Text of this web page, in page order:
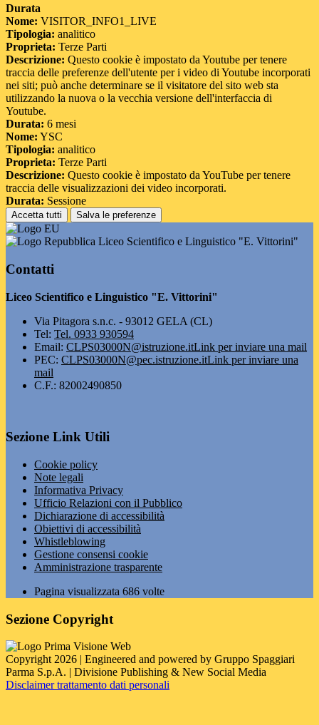
Durata
Nome: VISITOR_INFO1_LIVE
Tipologia: analitico
Proprieta: Terze Parti
Descrizione: Questo cookie è impostato da Youtube per tenere
traccia delle preferenze dell'utente per i video di Youtube incorporati
nei siti; può anche determinare se il visitatore del sito web sta
utilizzando la nuova o la vecchia versione dell'interfaccia di
Youtube.
Durata: 6 mesi
Nome: YSC
Tipologia: analitico
Proprieta: Terze Parti
Descrizione: Questo cookie è impostato da YouTube per tenere
traccia delle visualizzazioni dei video incorporati.
Durata: Sessione
Accetta tutti Salva le preferenze
Liceo Scientifico e Linguistico "E. Vittorini"
Contatti
Liceo Scientifico e Linguistico "E. Vittorini"
Via Pitagora s.n.c. - 93012 GELA (CL)
Tel: Tel. 0933 930594
Email: CLPS03000N@istruzione.itLink per inviare una mail
PEC: CLPS03000N@pec.istruzione.itLink per inviare una
mail
C.F.: 82002490850
Sezione Link Utili
Cookie policy
Note legali
Informativa Privacy
Ufficio Relazioni con il Pubblico
Dichiarazione di accessibilità
Obiettivi di accessibilità
Whistleblowing
Gestione consensi cookie
Amministrazione trasparente
Pagina visualizzata 686 volte
Sezione Copyright
Copyright 2026 | Engineered and powered by Gruppo Spaggiari
Parma S.p.A. | Divisione Publishing & New Social Media
Disclaimer trattamento dati personali